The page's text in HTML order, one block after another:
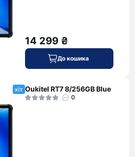
14 299 ₴
До кошика
хіт Oukitel RT7 8/256GB Blue
0